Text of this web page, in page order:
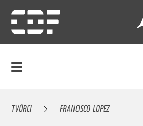
TVŮRCI FRANCISCO LOPEZ